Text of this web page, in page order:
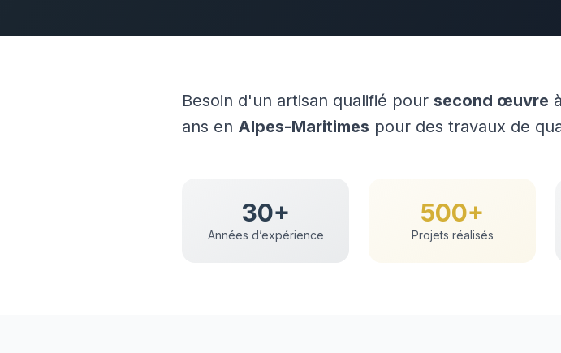
Besoin d'un artisan qualifié pour second œuvre à
ans en Alpes-Maritimes pour des travaux de
30+
Années d’expérience
500+
Projets réalisés